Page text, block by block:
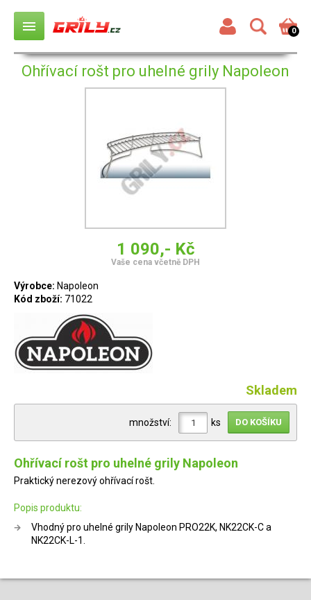
0
menu
Ohřívací rošt pro uhelné grily Napoleon
1 090,- Kč
Vaše cena včetně DPH
Výrobce: Napoleon
Kód zboží: 71022
Skladem
množství: ks
Ohřívací rošt pro uhelné grily Napoleon
Praktický nerezový ohřívací rošt.
Popis produktu:
Vhodný pro uhelné grily Napoleon PRO22K, NK22CK-C a
NK22CK-L-1.